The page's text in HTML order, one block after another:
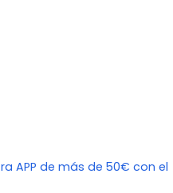
APP de más de 50€ con el